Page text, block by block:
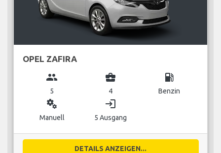
OPEL ZAFIRA
group
5
business_center
4
local_gas_station
Benzin
miscellaneous_services
Manuell
login
5 Ausgang
DETAILS ANZEIGEN...